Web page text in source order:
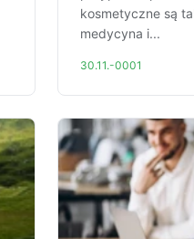
kosmetyczne są
medycyna i...
30.11.-0001